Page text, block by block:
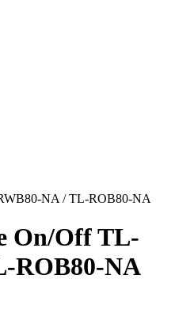
NA / TL-ROB80-NA
On/Off TL-
ROB80-NA